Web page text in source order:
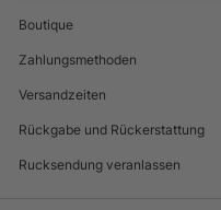
Boutique
Zahlungsmethoden
Versandzeiten
Rückgabe und Rückerstattung
Rucksendung veranlassen